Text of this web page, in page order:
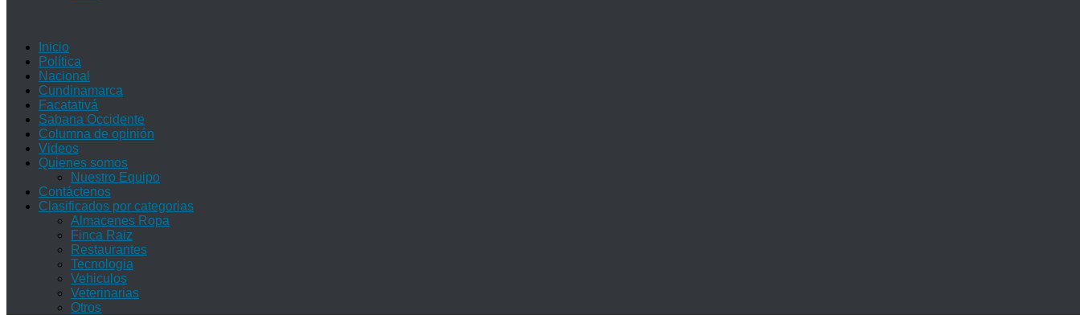
Inicio
Política
Nacional
Cundinamarca
Facatativá
Sabana Occidente
Columna de opinión
Videos
Quienes somos
Nuestro Equipo
Contáctenos
Clasificados por categorias
Almacenes Ropa
Finca Raiz
Restaurantes
Tecnologia
Vehiculos
Veterinarias
Otros